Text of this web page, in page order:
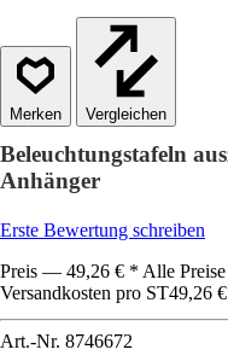
Vergleichen
Beleuchtungstafeln
Anhänger
Erste Bewertung schreiben
Preis — 49,26 € * Alle
Versandkosten pro ST49,26 €
Art.-Nr. 8746672